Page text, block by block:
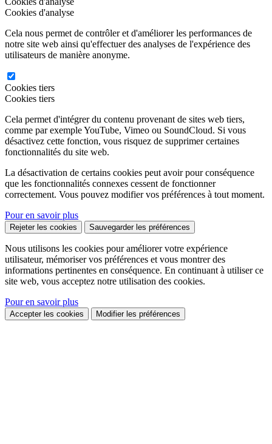
Cookies d'analyse
Cela nous permet de contrôler et d'améliorer les performances de
notre site web ainsi qu'effectuer des analyses de l'expérience des
utilisateurs de manière anonyme.
Cookies tiers
Cookies tiers
Cela permet d'intégrer du contenu provenant de sites web tiers,
comme par exemple YouTube, Vimeo ou SoundCloud. Si vous
désactivez cette fonction, vous risquez de supprimer certaines
fonctionnalités du site web.
La désactivation de certains cookies peut avoir pour conséquence
que les fonctionnalités connexes cessent de fonctionner
correctement. Vous pouvez modifier vos préférences à tout moment.
Pour en savoir plus
Rejeter les cookies Sauvegarder les préférences
Nous utilisons les cookies pour améliorer votre expérience
utilisateur, mémoriser vos préférences et vous montrer des
informations pertinentes en conséquence. En continuant à utiliser ce
site web, vous acceptez notre utilisation des cookies.
Pour en savoir plus
Accepter les cookies Modifier les préférences